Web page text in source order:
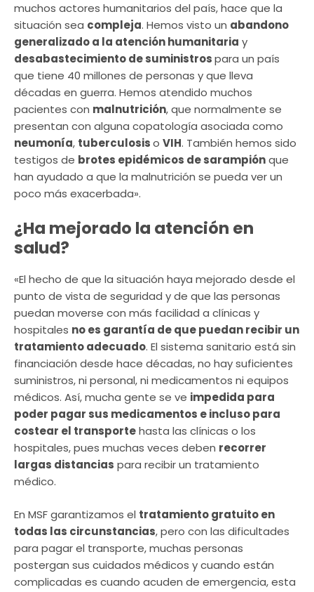
muchos actores humanitarios del país, hace que la
situación sea compleja. Hemos visto un abandono
generalizado a la atención humanitaria y
desabastecimiento de suministrospara un país
que tiene 40 millones de personas y que lleva
décadas en guerra. Hemos atendido muchos
pacientes con malnutrición, que normalmente se
presentan con alguna copatología asociada como
neumonía, tuberculosiso VIH. También hemos sido
testigos de brotes epidémicos de sarampiónque
han ayudado a que la malnutrición se pueda ver un
poco más exacerbada».
¿Ha mejorado la atención en
salud?
«El hecho de que la situación haya mejorado desde el
punto de vista de seguridad y de que las personas
puedan moverse con más facilidad a clínicas y
hospitales no es garantía de que puedan recibir un
tratamiento adecuado. El sistema sanitario está sin
financiación desde hace décadas, no hay suficientes
suministros, ni personal, ni medicamentos ni equipos
médicos. Así, mucha gente se ve impedida para
poder pagar sus medicamentos e incluso para
costear el transportehasta las clínicas o los
hospitales, pues muchas veces deben recorrer
largas distancias para recibir un tratamiento
médico.
En MSF garantizamos el tratamiento gratuito en
todas las circunstancias, pero con las dificultades
para pagar el transporte, muchas personas
postergan sus cuidados médicos y cuando están
complicadas es cuando acuden de emergencia, esta